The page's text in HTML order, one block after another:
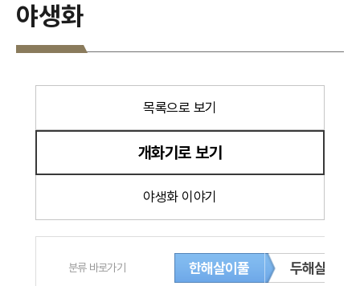
야생화
목록으로 보기
개화기로 보기
야생화 이야기
분류 바로가기 한해살이풀 두해살이풀